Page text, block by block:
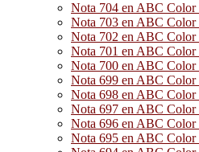
Nota 704 en ABC Color
Nota 703 en ABC Color
Nota 702 en ABC Color
Nota 701 en ABC Color
Nota 700 en ABC Color
Nota 699 en ABC Color
Nota 698 en ABC Color
Nota 697 en ABC Color
Nota 696 en ABC Color
Nota 695 en ABC Color